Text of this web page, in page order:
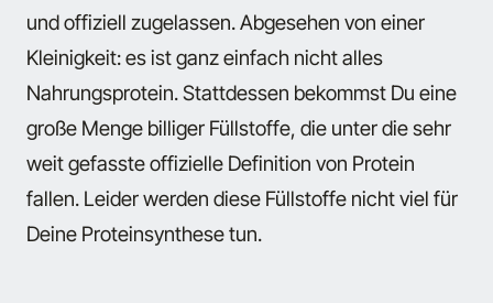
und offiziell zugelassen. Abgesehen von einer
Kleinigkeit: es ist ganz einfach nicht alles
Nahrungsprotein. Stattdessen bekommst Du eine
große Menge billiger Füllstoffe, die unter die sehr
weit gefasste offizielle Definition von Protein
fallen. Leider werden diese Füllstoffe nicht viel für
Deine Proteinsynthese tun.